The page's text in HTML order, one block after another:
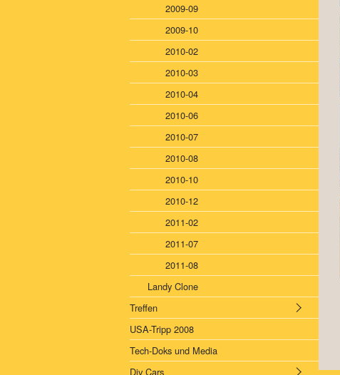
2009-09
2009-10
2010-02
2010-03
2010-04
2010-06
2010-07
2010-08
2010-10
2010-12
2011-02
2011-07
2011-08
Landy Clone
Treffen
USA-Tripp 2008
Tech-Doks und Media
Div Cars